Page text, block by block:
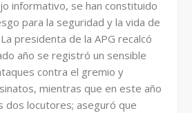
informativo, se han constituido
para la seguridad y la vida de
presidenta de la APG recalcó
año se registró un sensible
contra el gremio y
mientras que en este año
dos locutores; aseguró que